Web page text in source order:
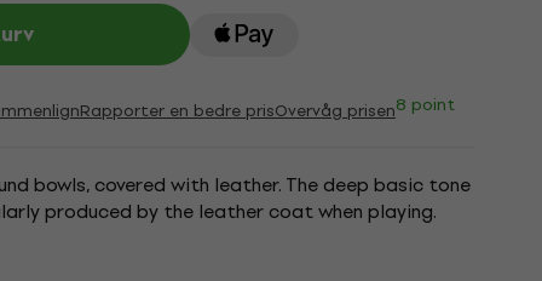
Rapporter en bedre prisOvervåg prisen8 point
bowls, covered with leather. The deep basic tone
produced by the leather coat when playing.